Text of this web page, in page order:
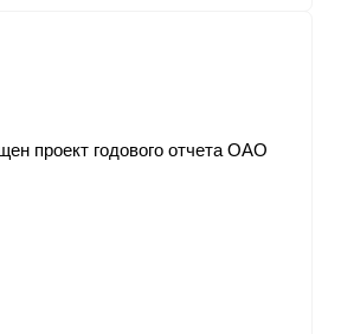
проект годового отчета ОАО